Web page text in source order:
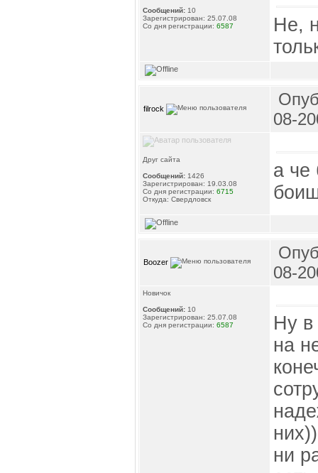
Сообщений: 10
Зарегистрирован: 25.07.08
Со дня регистрации: 6587
Не,
filrock
08-
Друг сайта
Сообщений: 1426
Зарегистрирован: 19.03.08
Со дня регистрации: 6715
Откуда: Свердловск
а че
Boozer
08-
Новичок
Сообщений: 10
Зарегистрирован: 25.07.08
Со дня регистрации: 6587
Ну в
на
ни